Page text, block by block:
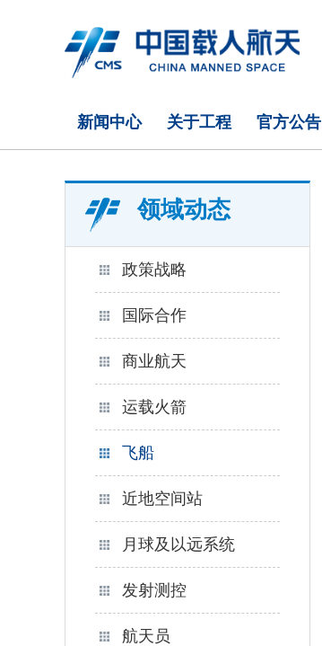
新闻中心 关于工程 官方公告
领域动态
政策战略
国际合作
商业航天
运载火箭
飞船
近地空间站
月球及以远系统
发射测控
航天员